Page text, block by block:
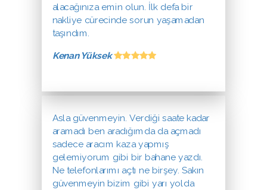
alacağınıza emin olun. İlk defa bir
nakliye cürecinde sorun yaşamadan
taşındım.
Kenan Yüksek
Asla güvenmeyin. Verdiği saate kadar
aramadı ben aradığımda da açmadı
sadece aracım kaza yapmış
gelemiyorum gibi bir bahane yazdı.
Ne telefonlarımı açtı ne birşey. Sakın
güvenmeyin bizim gibi yarı yolda